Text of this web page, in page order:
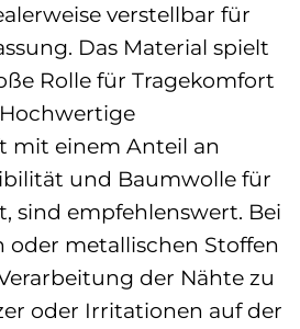
verstellbar für
Das Material spielt
Rolle für Tragekomfort
mit einem Anteil an
und Baumwolle für
sind empfehlenswert. Bei
oder metallischen Stoffen
der Nähte zu
oder Irritationen auf der